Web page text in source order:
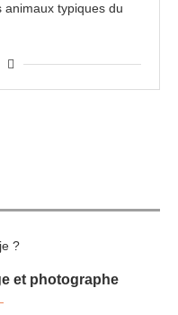
animaux typiques du
et photographe